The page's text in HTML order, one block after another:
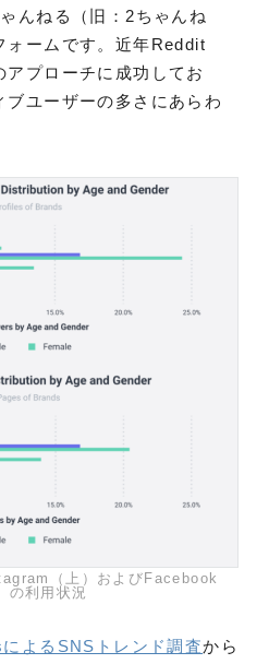
んねる（旧：2ちゃんね
ォームです。近年Reddit
プローチに成功してお
ブユーザーの多さにあらわ
（上）およびFacebook
の利用状況
よるSNSトレンド調査から